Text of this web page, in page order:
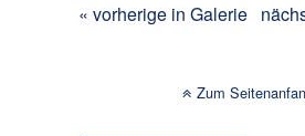
« vorherige in Galerie
Zum